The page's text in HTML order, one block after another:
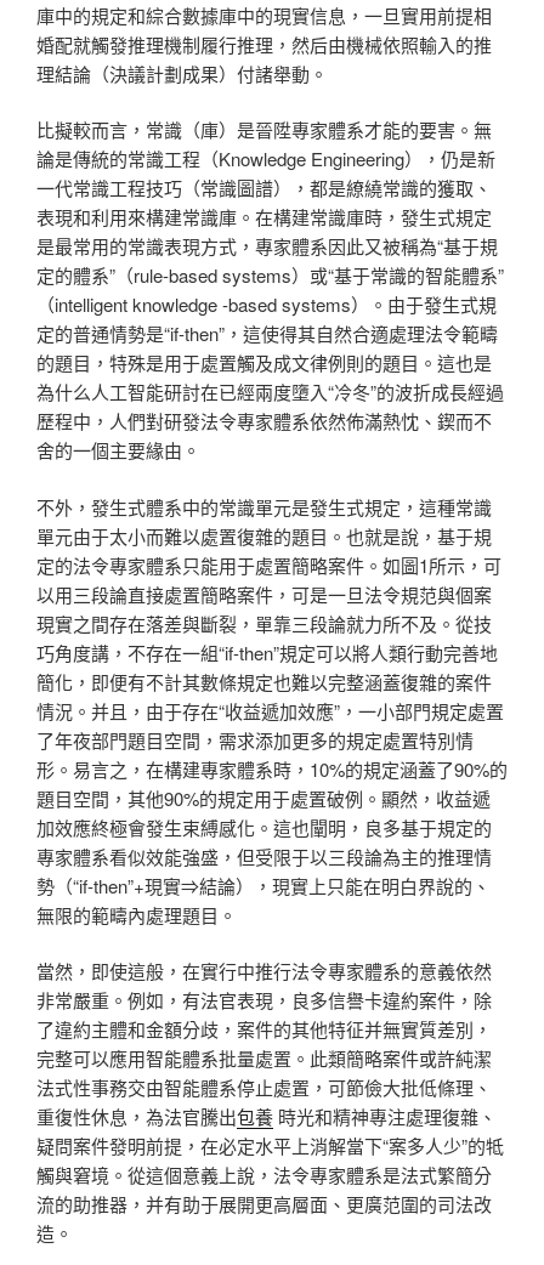
庫中的規定和綜合數據庫中的現實信息，一旦實用前提相
婚配就觸發推理機制履行推理，然后由機械依照輸入的推
理結論（決議計劃成果）付諸舉動。
比擬較而言，常識（庫）是晉陞專家體系才能的要害。無
論是傳統的常識工程（Knowledge Engineering），仍是新
一代常識工程技巧（常識圖譜），都是繚繞常識的獲取、
表現和利用來構建常識庫。在構建常識庫時，發生式規定
是最常用的常識表現方式，專家體系因此又被稱為“基于規
定的體系”（rule-based systems）或“基于常識的智能體系”
（intelligent knowledge -based systems）。由于發生式規
定的普通情勢是“if-then”，這使得其自然合適處理法令範疇
的題目，特殊是用于處置觸及成文律例則的題目。這也是
為什么人工智能研討在已經兩度墮入“冷冬”的波折成長經過
歷程中，人們對研發法令專家體系依然佈滿熱忱、鍥而不
舍的一個主要緣由。
不外，發生式體系中的常識單元是發生式規定，這種常識
單元由于太小而難以處置復雜的題目。也就是說，基于規
定的法令專家體系只能用于處置簡略案件。如圖1所示，可
以用三段論直接處置簡略案件，可是一旦法令規范與個案
現實之間存在落差與斷裂，單靠三段論就力所不及。從技
巧角度講，不存在一組“if-then”規定可以將人類行動完善地
簡化，即便有不計其數條規定也難以完整涵蓋復雜的案件
情況。并且，由于存在“收益遞加效應”，一小部門規定處置
了年夜部門題目空間，需求添加更多的規定處置特別情
形。易言之，在構建專家體系時，10%的規定涵蓋了90%的
題目空間，其他90%的規定用于處置破例。顯然，收益遞
加效應終極會發生束縛感化。這也闡明，良多基于規定的
專家體系看似效能強盛，但受限于以三段論為主的推理情
勢（“if-then”+現實⇒結論），現實上只能在明白界說的、
無限的範疇內處理題目。
當然，即使這般，在實行中推行法令專家體系的意義依然
非常嚴重。例如，有法官表現，良多信譽卡違約案件，除
了違約主體和金額分歧，案件的其他特征并無實質差別，
完整可以應用智能體系批量處置。此類簡略案件或許純潔
法式性事務交由智能體系停止處置，可節儉大批低條理、
重復性休息，為法官騰出包養 時光和精神專注處理復雜、
疑問案件發明前提，在必定水平上消解當下“案多人少”的牴
觸與窘境。從這個意義上說，法令專家體系是法式繁簡分
流的助推器，并有助于展開更高層面、更廣范圍的司法改
造。